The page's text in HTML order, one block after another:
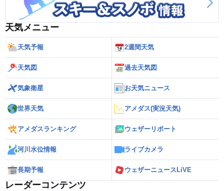
天気メニュー
天気予報 2週間天気
天気図 過去天気図
気象衛星 お天気ニュース
世界天気 アメダス(実況天気)
アメダスランキング ウェザーリポート
河川水位情報 ライブカメラ
長期予報 ウェザーニュースLiVE
レーダーコンテンツ